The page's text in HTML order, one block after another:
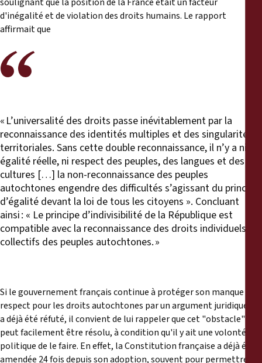
d'inégalité et de violation des droits humains. Le rapport
affirmait que
« L’universalité des droits passe inévitablement par la
reconnaissance des identités multiples et des singularités
territoriales. Sans cette double reconnaissance, il n’y a ni
égalité réelle, ni respect des peuples, des langues et des
cultures […] la non-reconnaissance des peuples
autochtones engendre des difficultés s’agissant du principe
d’égalité devant la loi de tous les citoyens ». Concluant
ainsi : « Le principe d’indivisibilité de la République est
compatible avec la reconnaissance des droits individuels et
collectifs des peuples autochtones. »
Si le gouvernement français continue à protéger son manque de
respect pour les droits autochtones par un argument juridique qui
a déjà été réfuté, il convient de lui rappeler que cet "obstacle"
peut facilement être résolu, à condition qu'il y ait une volonté
politique de le faire. En effet, la Constitution française a déjà été
amendée 24 fois depuis son adoption, souvent pour permettre la